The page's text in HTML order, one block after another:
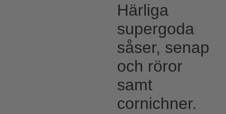
Härliga
supergoda
såser, senap
och röror
samt
cornichner.